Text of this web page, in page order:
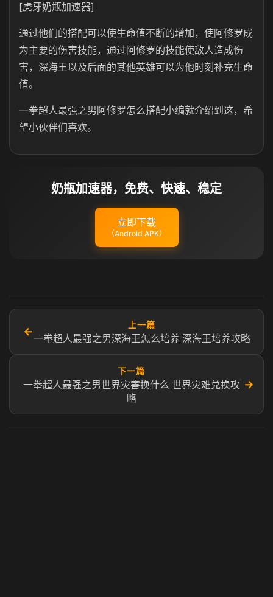
[虎牙奶瓶加速器]
通过他们的搭配可以使生命值不断的增加，使阿修罗成
为主要的伤害技能，通过阿修罗的技能使敌人造成伤
害，深海王以及后面的其他英雄可以为他时刻补充生命
值。
一拳超人最强之男阿修罗怎么搭配小编就介绍到这，希
望小伙伴们喜欢。
奶瓶加速器，免费、快速、稳定
立即下载
（Android APK）
←
上一篇
一拳超人最强之男深海王怎么培养 深海王培养攻略
下一篇
一拳超人最强之男世界灾害换什么 世界灾难兑换攻
略
→